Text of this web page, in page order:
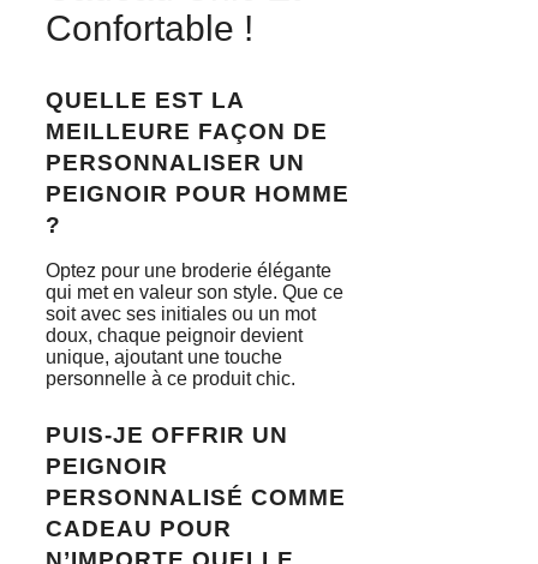
Confortable !
QUELLE EST LA
MEILLEURE FAÇON DE
PERSONNALISER UN
PEIGNOIR POUR HOMME
?
Optez pour une broderie élégante
qui met en valeur son style. Que ce
soit avec ses initiales ou un mot
doux, chaque peignoir devient
unique, ajoutant une touche
personnelle à ce produit chic.
PUIS-JE OFFRIR UN
PEIGNOIR
PERSONNALISÉ COMME
CADEAU POUR